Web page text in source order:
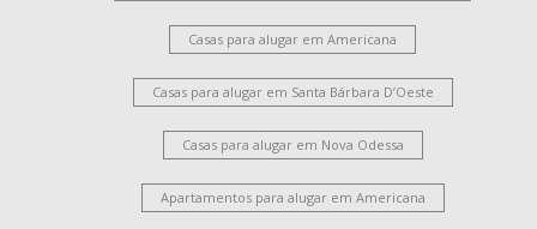
Casas para alugar em Americana
Casas para alugar em Santa Bárbara D’Oeste
Casas para alugar em Nova Odessa
Apartamentos para alugar em Americana